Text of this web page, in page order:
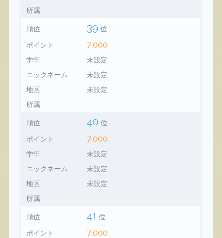
所属
順位 39 位
ポイント 7,000
学年
未設定
ニックネーム
未設定
地区
未設定
所属
順位 40 位
ポイント 7,000
学年
未設定
ニックネーム
未設定
地区
未設定
所属
順位 41 位
ポイント 7,000